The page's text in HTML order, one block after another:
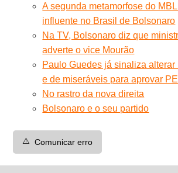
A segunda metamorfose do
influente no Brasil de Bolsonaro
Na TV, Bolsonaro diz que
adverte o vice Mourão
Paulo Guedes já sinaliza alterar
e de miseráveis para aprovar
No rastro da nova direita
Bolsonaro e o seu partido
⚠️ Comunicar erro